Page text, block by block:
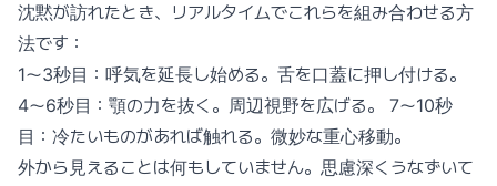
沈黙が訪れたとき、リアルタイムでこれらを組み合わせる方
法です：
1〜3秒目：呼気を延長し始める。舌を口蓋に押し付ける。
4〜6秒目：顎の力を抜く。周辺視野を広げる。 7〜10秒
目：冷たいものがあれば触れる。微妙な重心移動。
外から見えることは何もしていません。思慮深くうなずいて